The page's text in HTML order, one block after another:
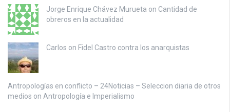
Jorge Enrique Chávez Murueta on Cantidad de
obreros en la actualidad
Carlos on Fidel Castro contra los anarquistas
Antropologías en conflicto – 24Noticias – Seleccion diaria de otros
medios on Antropología e Imperialismo